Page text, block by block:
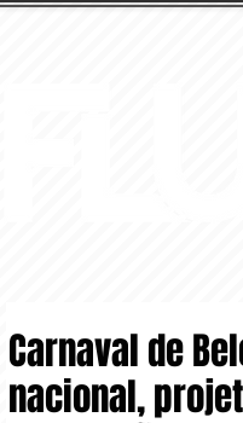
Carnaval de
nacional,